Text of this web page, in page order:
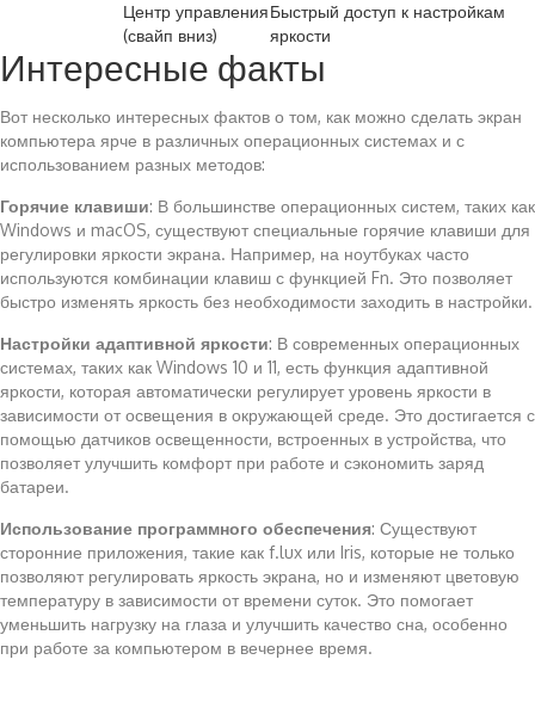
Центр управления
(свайп вниз)
Быстрый доступ к настройкам
яркости
Интересные факты
Вот несколько интересных фактов о том, как можно сделать экран
компьютера ярче в различных операционных системах и с
использованием разных методов:
Горячие клавиши: В большинстве операционных систем, таких как
Windows и macOS, существуют специальные горячие клавиши для
регулировки яркости экрана. Например, на ноутбуках часто
используются комбинации клавиш с функцией Fn. Это позволяет
быстро изменять яркость без необходимости заходить в настройки.
Настройки адаптивной яркости: В современных операционных
системах, таких как Windows 10 и 11, есть функция адаптивной
яркости, которая автоматически регулирует уровень яркости в
зависимости от освещения в окружающей среде. Это достигается с
помощью датчиков освещенности, встроенных в устройства, что
позволяет улучшить комфорт при работе и сэкономить заряд
батареи.
Использование программного обеспечения: Существуют
сторонние приложения, такие как f.lux или Iris, которые не только
позволяют регулировать яркость экрана, но и изменяют цветовую
температуру в зависимости от времени суток. Это помогает
уменьшить нагрузку на глаза и улучшить качество сна, особенно
при работе за компьютером в вечернее время.